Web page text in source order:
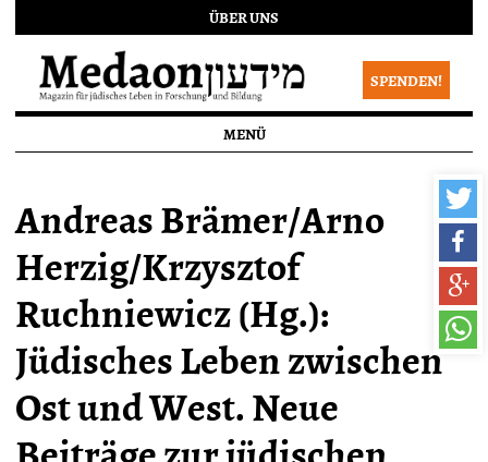
ÜBER UNS
SPENDEN!
MENÜ
Andreas Brämer/Arno
Herzig/Krzysztof
Ruchniewicz (Hg.):
Jüdisches Leben zwischen
Ost und West. Neue